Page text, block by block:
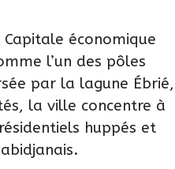
économique
l’un des pôles
par la lagune Ébrié,
la ville concentre à
huppés et